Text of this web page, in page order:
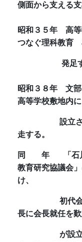
側面から支える
昭和３５年 高
つなぐ理科教育
発足す
昭和３８年 文
高等学校敷地内
設立さ
走する。
同 年
「
教育研究協議会
け、
初代
長に会長就任を
が設立